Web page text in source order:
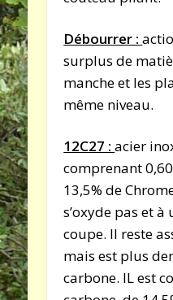
Débourrer :
surplus de
manche et les
même niveau.
12C27 :acier
comprenant
13,5% de
s’oxyde pas et
coupe. Il reste
mais est plus
carbone. IL est